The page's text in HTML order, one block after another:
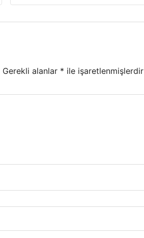
Gerekli alanlar * ile işaretlenmişlerdir